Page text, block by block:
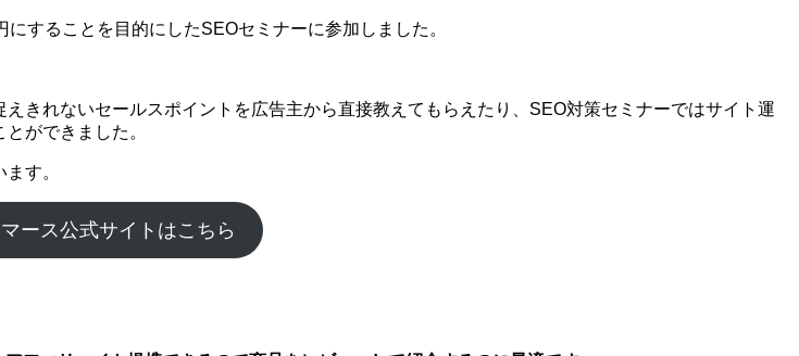
することを目的にしたSEOセミナーに参加しました。
きれないセールスポイントを広告主から直接教えてもらえたり、SEO対策セミナーではサイト運
ができました。
す。
ース公式サイトはこちら